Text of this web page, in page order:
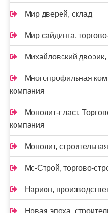
Мир дверей, склад
Мир сайдинга,
Михайловский
Многопрофильная
компания
Монолит-пласт,
компания
Монолит,
Мс-Строй, торгово-
Нарион,
Новая эпоха,